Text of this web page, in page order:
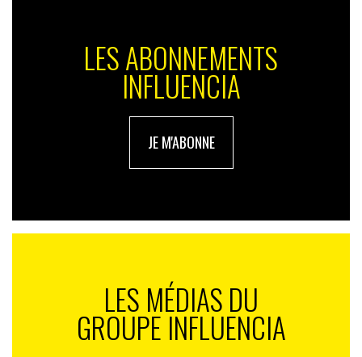
LES ABONNEMENTS
INFLUENCIA
JE M'ABONNE
LES MÉDIAS DU
GROUPE INFLUENCIA